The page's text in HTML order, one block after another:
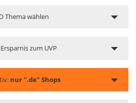
Thema wählen
zum UVP
nur ".de" Shops